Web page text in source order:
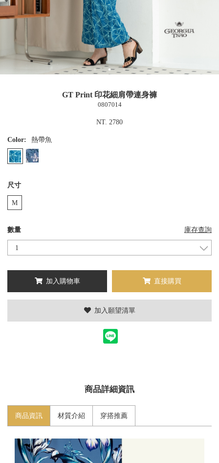
GT Print 印花細肩帶連身褲
0807014
NT. 2780
Color: 熱帶魚
尺寸
M
數量 庫存查詢
加入購物車 直接購買
加入願望清單
商品詳細資訊
商品資訊 材質介紹 穿搭推薦